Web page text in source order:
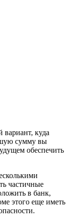
куда
сумму вы
обеспечить
частичные
в банк,
этого еще иметь